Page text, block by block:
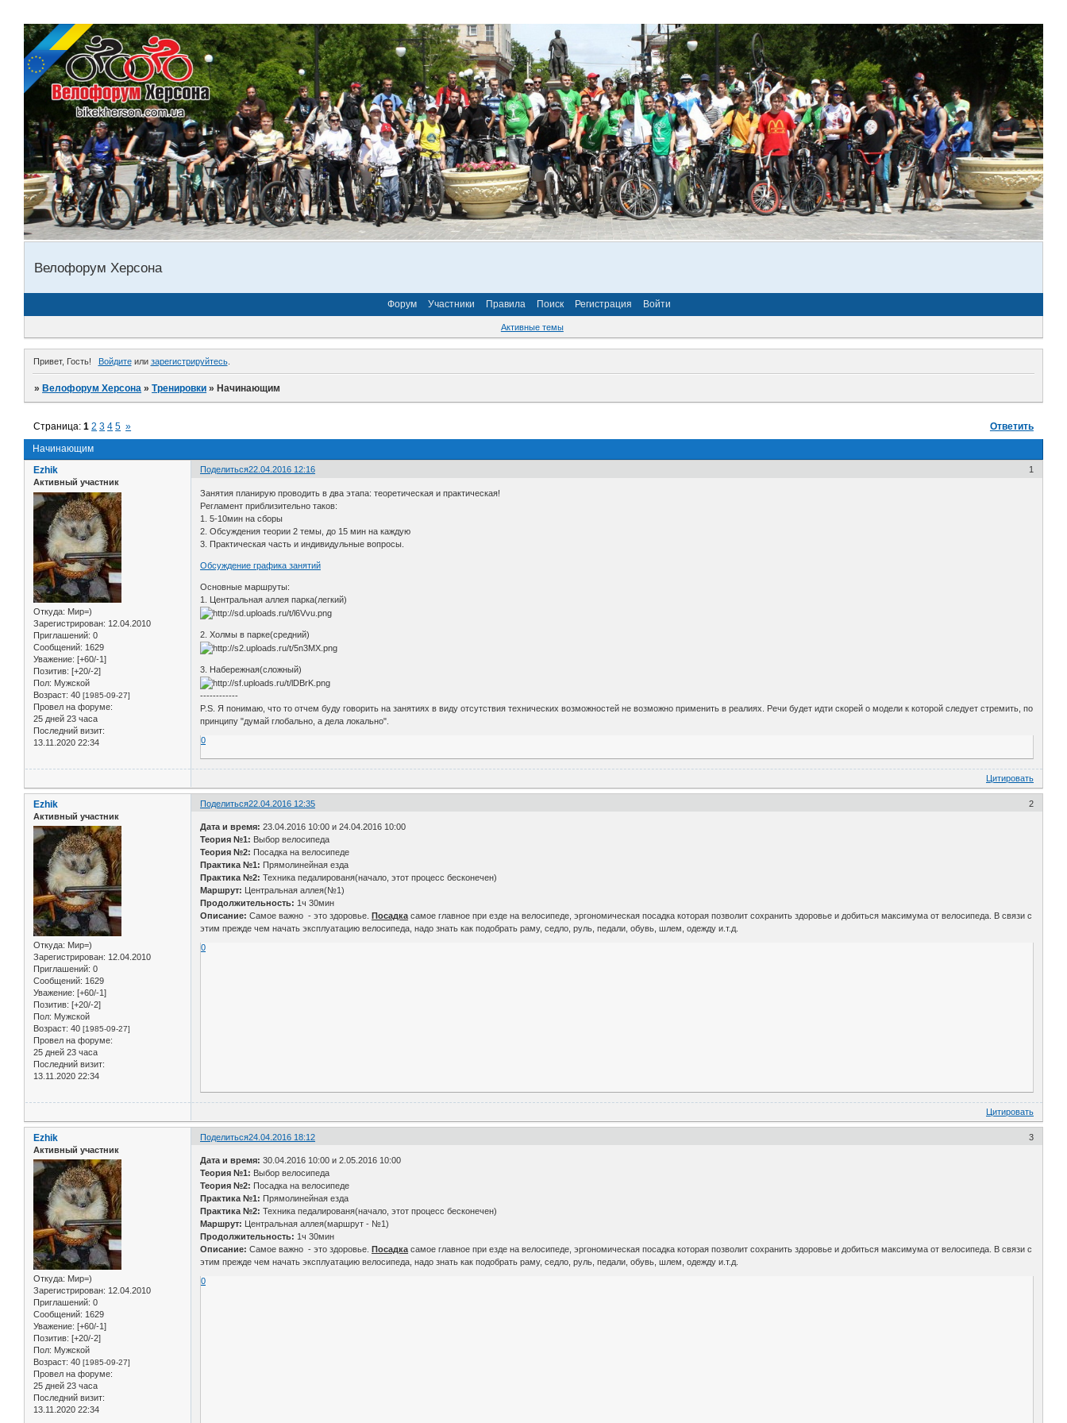
Велофорум Херсона
Форум Участники Правила Поиск Регистрация Войти
Активные темы
Привет, Гость! Войдитеили зарегистрируйтесь.
» Велофорум Херсона »Тренировки » Начинающим
Начинающим
Страница:1 2 3 4 5 » Ответить
Поделиться 1
22.04.2016 12:16
Ezhik
Активный участник
Откуда: Мир=)
Зарегистрирован: 12.04.2010
Приглашений: 0
Сообщений: 1629
Уважение: [+60/-1]
Позитив: [+20/-2]
Пол: Мужской
Возраст: 40 [1985-09-27]
Провел на форуме:
25 дней 23 часа
Последний визит:
13.11.2020 22:34
Занятия планирую проводить в два этапа: теоретическая и практическая!
Регламент приблизительно таков:
1. 5-10мин на сборы
2. Обсуждения теории 2 темы, до 15 мин на каждую
3. Практическая часть и индивидульные вопросы.
Обсуждение графика занятий
Основные маршруты:
1. Центральная аллея парка(легкий)
2. Холмы в парке(средний)
3. Набережная(сложный)
------------
P.S. Я понимаю, что то отчем буду говорить на занятиях в виду отсутствия технических возможностей не возможно применить в реалиях. Речи будет идти скорей о модели к которой следует стремить, по
принципу "думай глобально, а дела локально".
0
Цитировать
Поделиться 2
22.04.2016 12:35
Ezhik
Активный участник
Откуда: Мир=)
Зарегистрирован: 12.04.2010
Приглашений: 0
Сообщений: 1629
Уважение: [+60/-1]
Позитив: [+20/-2]
Пол: Мужской
Возраст: 40 [1985-09-27]
Провел на форуме:
25 дней 23 часа
Последний визит:
13.11.2020 22:34
Дата и время: 23.04.2016 10:00 и 24.04.2016 10:00
Теория №1: Выбор велосипеда
Теория №2: Посадка на велосипеде
Практика №1: Прямолинейная езда
Практика №2: Техника педалированя(начало, этот процесс бесконечен)
Маршрут: Центральная аллея(№1)
Продолжительность: 1ч 30мин
Описание: Самое важно - это здоровье.Посадка самое главное при езде на велосипеде, эргономическая посадка которая позволит сохранить здоровье и добиться максимума от велосипеда. В связи с
этим прежде чем начать эксплуатацию велосипеда, надо знать как подобрать раму, седло, руль, педали, обувь, шлем, одежду и.т.д.
0
Цитировать
Поделиться 3
24.04.2016 18:12
Ezhik
Активный участник
Откуда: Мир=)
Зарегистрирован: 12.04.2010
Приглашений: 0
Сообщений: 1629
Уважение: [+60/-1]
Позитив: [+20/-2]
Пол: Мужской
Возраст: 40 [1985-09-27]
Провел на форуме:
25 дней 23 часа
Последний визит:
13.11.2020 22:34
Дата и время: 30.04.2016 10:00 и 2.05.2016 10:00
Теория №1: Выбор велосипеда
Теория №2: Посадка на велосипеде
Практика №1: Прямолинейная езда
Практика №2: Техника педалированя(начало, этот процесс бесконечен)
Маршрут: Центральная аллея(маршрут - №1)
Продолжительность: 1ч 30мин
Описание: Самое важно - это здоровье. Посадкасамое главное при езде на велосипеде, эргономическая посадка которая позволит сохранить здоровье и добиться максимума от велосипеда. В связи с
этим прежде чем начать эксплуатацию велосипеда, надо знать как подобрать раму, седло, руль, педали, обувь, шлем, одежду и.т.д.
0